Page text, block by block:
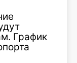
График